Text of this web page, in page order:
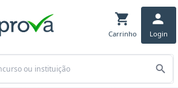
Carrinho Login